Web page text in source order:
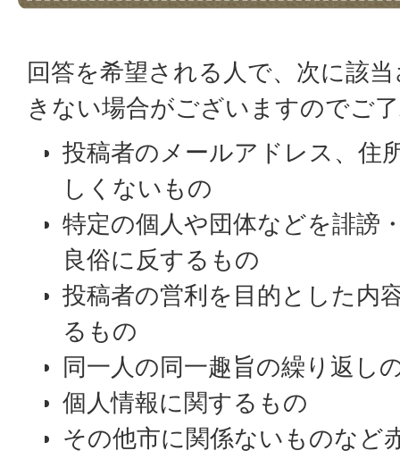
回答を希望される人で、次に該
きない場合がございますのでご
投稿者のメールアドレス、住
しくないもの
特定の個人や団体などを誹謗
良俗に反するもの
投稿者の営利を目的とした内
るもの
同一人の同一趣旨の繰り返し
個人情報に関するもの
その他市に関係ないものなど